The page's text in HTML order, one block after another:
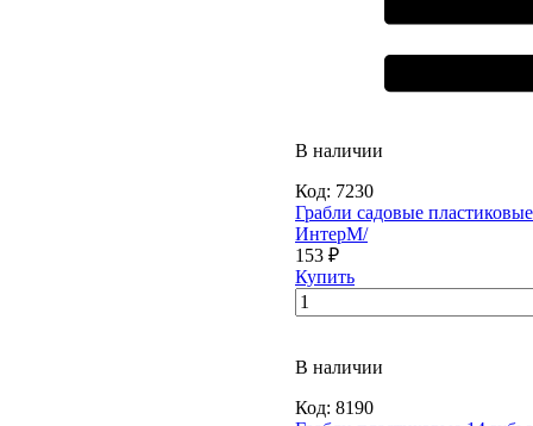
В наличии
Код: 7230
Грабли садовые
ИнтерМ/
153 ₽
Купить
В наличии
Код: 8190